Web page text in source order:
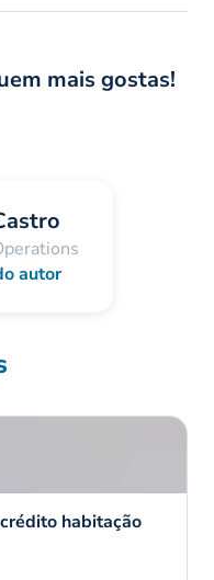
mais gostas!
autor
habitação